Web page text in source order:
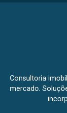
Consultoria
mercado.